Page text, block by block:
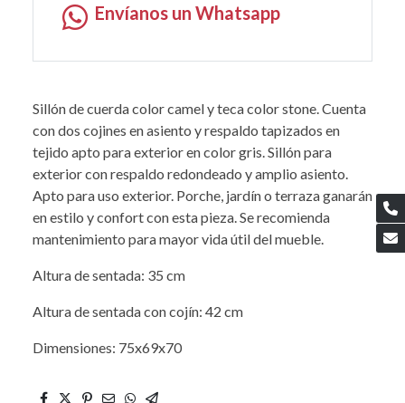
Envíanos un Whatsapp
Sillón de cuerda color camel y teca color stone. Cuenta
con dos cojines en asiento y respaldo tapizados en
tejido apto para exterior en color gris. Sillón para
exterior con respaldo redondeado y amplio asiento.
Apto para uso exterior. Porche, jardín o terraza ganarán
en estilo y confort con esta pieza. Se recomienda
mantenimiento para mayor vida útil del mueble.
Altura de sentada: 35 cm
Altura de sentada con cojín: 42 cm
Dimensiones: 75x69x70